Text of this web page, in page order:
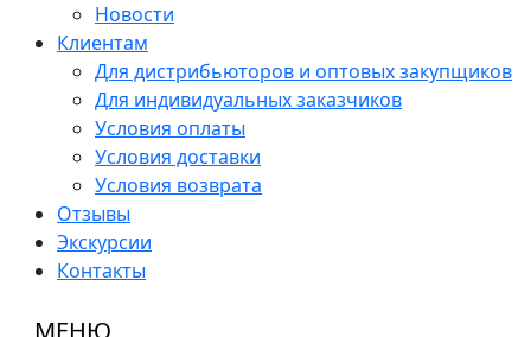
Новости
Клиентам
Для дистрибьюторов и оптовых закупщиков
Для индивидуальных заказчиков
Условия оплаты
Условия доставки
Условия возврата
Отзывы
Экскурсии
Контакты
МЕНЮ